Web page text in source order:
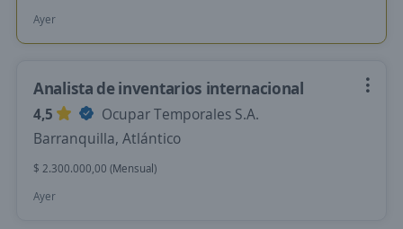
Ayer
Analista de inventarios internacional
4,5
Ocupar Temporales S.A.
Barranquilla, Atlántico
$ 2.300.000,00 (Mensual)
Ayer